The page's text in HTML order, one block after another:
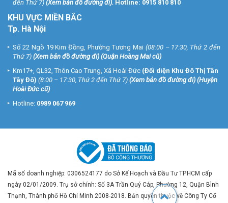
đến Thứ 7) (Xem bản đồ đường đi). Hotline: 0915 810 810
KHU VỰC MIỀN BẮC
Tp. Hà Nội
Số 22 Ngõ 19 Kim Đồng, Phường Tương Mai (08:00 – 17:30, Thứ 2 đến
Thứ 7) (Xem bản đồ đường đi) (Quận Hoàng Mai cũ)
Km17+, QL32, Thôn Cao Trung, Xã Hoài Đức (Đối diện Khu Đô Thị Tân
Tây Đô) (8:00 – 17:30, Thứ 2 đến Thứ 7) (Xem bản đồ đường đi) (Huyện
Hoài Đức cũ)
Hotline: 0989 067 969
Mã số doanh nghiệp: 0306524177 do Sở Kế Hoạch và Đầu Tư TP.HCM cấp
ngày 02/01/2009. Trụ sở chính: Số 3A Trần Quý Cáp, Phường 12, Quận Bình
Thạnh, Thành phố Hồ Chí Minh 2008-2018. Bản quyền thuộc về Công Ty Cổ